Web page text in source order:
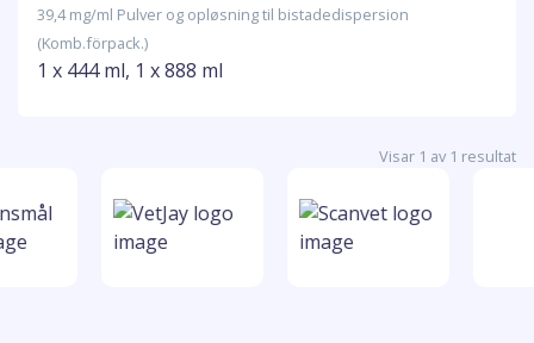
39,4 mg/ml Pulver og opløsning til bistadedispersion
(Komb.förpack.)
1 x 444 ml, 1 x 888 ml
Visar 1 av 1 resultat